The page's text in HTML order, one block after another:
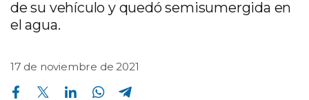
de su vehículo y quedó semisumergida en
el agua.
17 de noviembre de 2021
Compartir en Facebook Compartir en Twitter Compartir en Linkedin Compartir en Whatsapp